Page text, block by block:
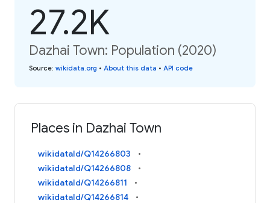
27.2K
Dazhai Town: Population (2020)
Source: wikidata.org • About this data • API code
Places in Dazhai Town
wikidataId/Q14266803
wikidataId/Q14266808
wikidataId/Q14266811
wikidataId/Q14266814